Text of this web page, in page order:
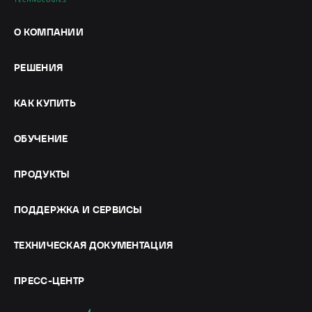
О КОМПАНИИ
РЕШЕНИЯ
КАК КУПИТЬ
ОБУЧЕНИЕ
ПРОДУКТЫ
ПОДДЕРЖКА И СЕРВИСЫ
ТЕХНИЧЕСКАЯ ДОКУМЕНТАЦИЯ
ПРЕСС-ЦЕНТР